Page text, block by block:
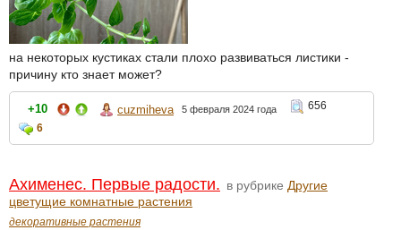
на некоторых кустиках стали плохо развиваться листики -
причину кто знает может?
+10 cuzmiheva 5 февраля 2024 года
656
6
Ахименес. Первые радости. в рубрике Другие
цветущие комнатные растения
декоративные растения